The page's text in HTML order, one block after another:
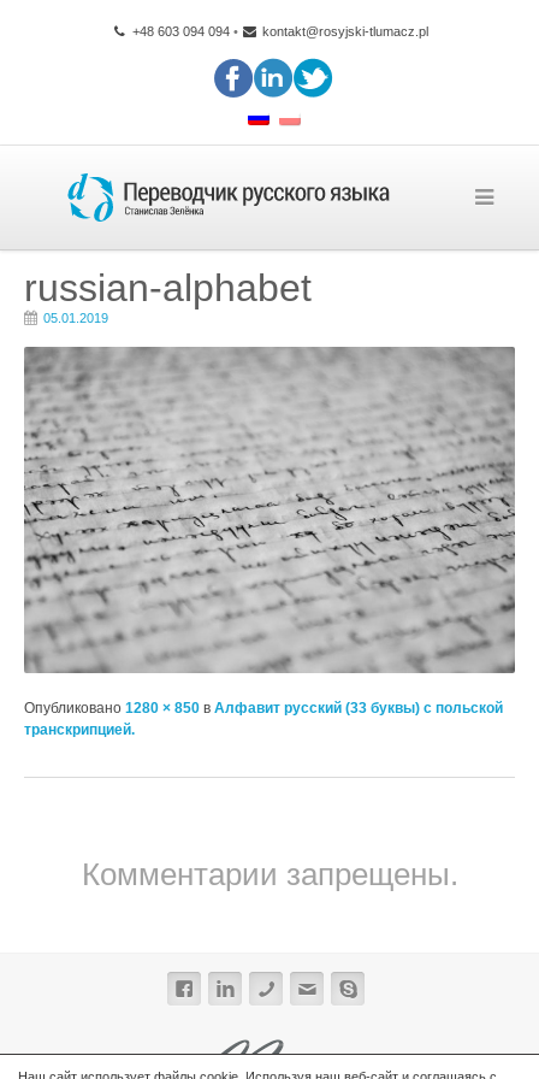
+48 603 094 094• kontakt@rosyjski-tlumacz.pl
russian-alphabet
05.01.2019
Опубликовано 1280 × 850 в Алфавит русский (33 буквы) c польской
транскрипцией.
Комментарии запрещены.